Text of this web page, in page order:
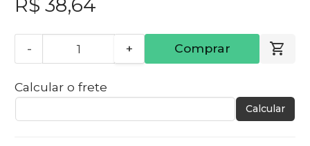
- + Comprar
Calcular o frete
Calcular